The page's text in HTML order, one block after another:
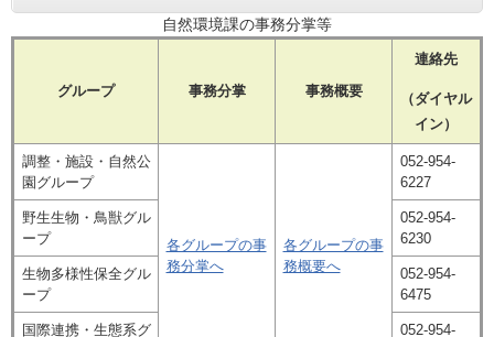
自然環境課の事務分掌等
グループ 事務分掌 事務概要
連絡先
（ダイヤル
イン）
調整・施設・自然公
園グループ
各グループの事
務分掌へ
各グループの事
務概要へ
052-954-
6227
野生生物・鳥獣グル
ープ
052-954-
6230
生物多様性保全グル
ープ
052-954-
6475
国際連携・生態系グ
052-954-